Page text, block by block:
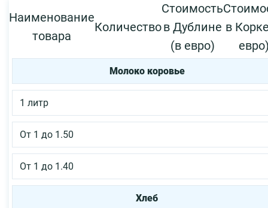
Наименование
товара
Количество
Стоимость
в Дублине
(в евро)
в
Молоко коровье
1 литр
От 1 до 1.50
От 1 до 1.40
Хлеб